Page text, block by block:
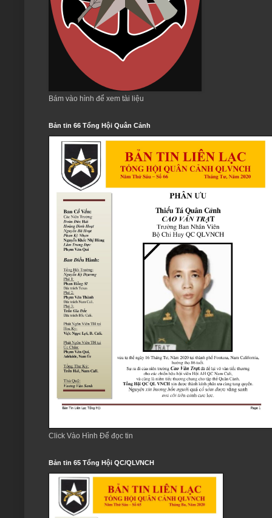
Bám vào hình để xem tài liệu
Bản tin 66 Tổng Hội Quân Cảnh
Click Vào Hình Để đọc tin
Bản tin 65 Tổng Hội QC/QLVNCH